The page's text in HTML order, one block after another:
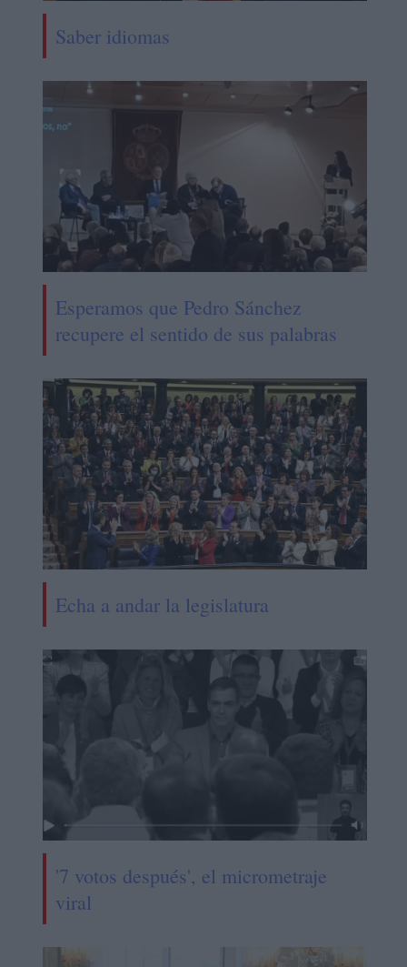
Saber idiomas
Esperamos que Pedro Sánchez
recupere el sentido de sus palabras
Echa a andar la legislatura
'7 votos después', el micrometraje
viral